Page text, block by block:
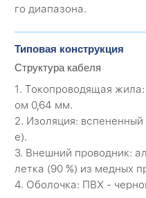
го диапазона.
Типовая конструкция
Структура кабеля
1. Токопроводящая
ом 0,64 мм.
2. Изоляция:
е).
3. Внешний проводник:
летка (90 %) из медных
4. Оболочка: ПВХ -